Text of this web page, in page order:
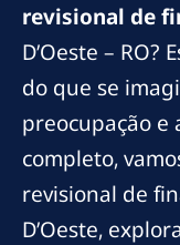
revisional de
D’Oeste – RO?
do que se
preocupação e
completo,
revisional de
D’Oeste,